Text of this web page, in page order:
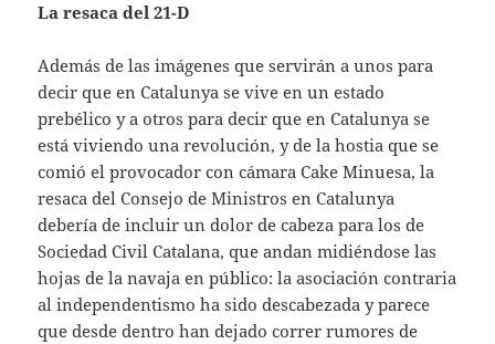
La resaca del 21-D
Además de las imágenes que servirán a unos para
decir que en Catalunya se vive en un estado
prebélico y a otros para decir que en Catalunya se
está viviendo una revolución, y de la hostia que se
comió el provocador con cámara Cake Minuesa, la
resaca del Consejo de Ministros en Catalunya
debería de incluir un dolor de cabeza para los de
Sociedad Civil Catalana, que andan midiéndose las
hojas de la navaja en público: la asociación contraria
al independentismo ha sido descabezada y parece
que desde dentro han dejado correr rumores de